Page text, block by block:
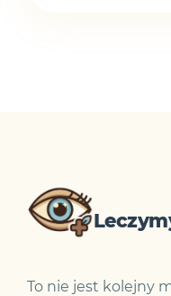
To nie jest kolejny